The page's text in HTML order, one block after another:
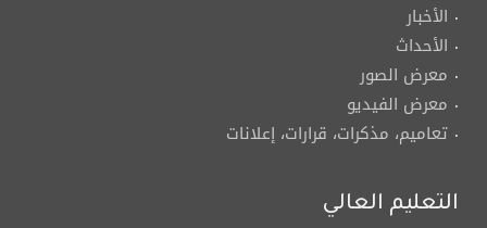
الأخبار
الأحداث
معرض الصور
معرض الفيديو
تعاميم، مذكرات، قرارات، إعلانات
التعليم العالي